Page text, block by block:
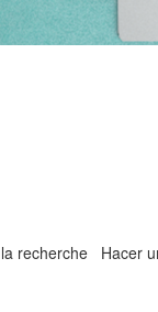
recherche
Hacer